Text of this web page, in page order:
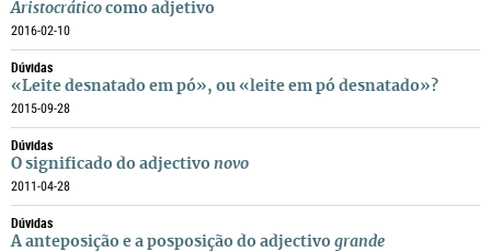
Aristocrático como adjetivo
2016-02-10
Dúvidas
«Leite desnatado em pó», ou «leite em pó desnatado»?
2015-09-28
Dúvidas
O significado do adjectivo novo
2011-04-28
Dúvidas
A anteposição e a posposição do adjectivo grande